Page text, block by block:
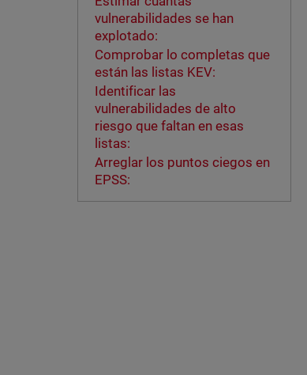
vulnerabilidades se han
explotado:
Comprobar lo completas que
están las listas KEV:
Identificar las
vulnerabilidades de alto
riesgo que faltan en esas
listas:
Arreglar los puntos ciegos en
EPSS: